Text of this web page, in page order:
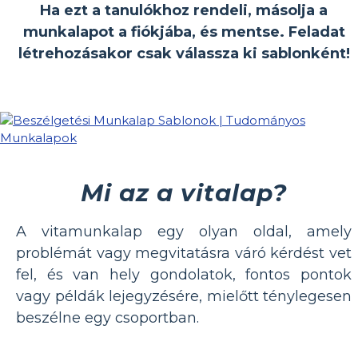
Ha ezt a tanulókhoz rendeli, másolja a
munkalapot a fiókjába, és mentse. Feladat
létrehozásakor csak válassza ki sablonként!
Mi az a vitalap?
A vitamunkalap egy olyan oldal, amely
problémát vagy megvitatásra váró kérdést vet
fel, és van hely gondolatok, fontos pontok
vagy példák lejegyzésére, mielőtt ténylegesen
beszélne egy csoportban.